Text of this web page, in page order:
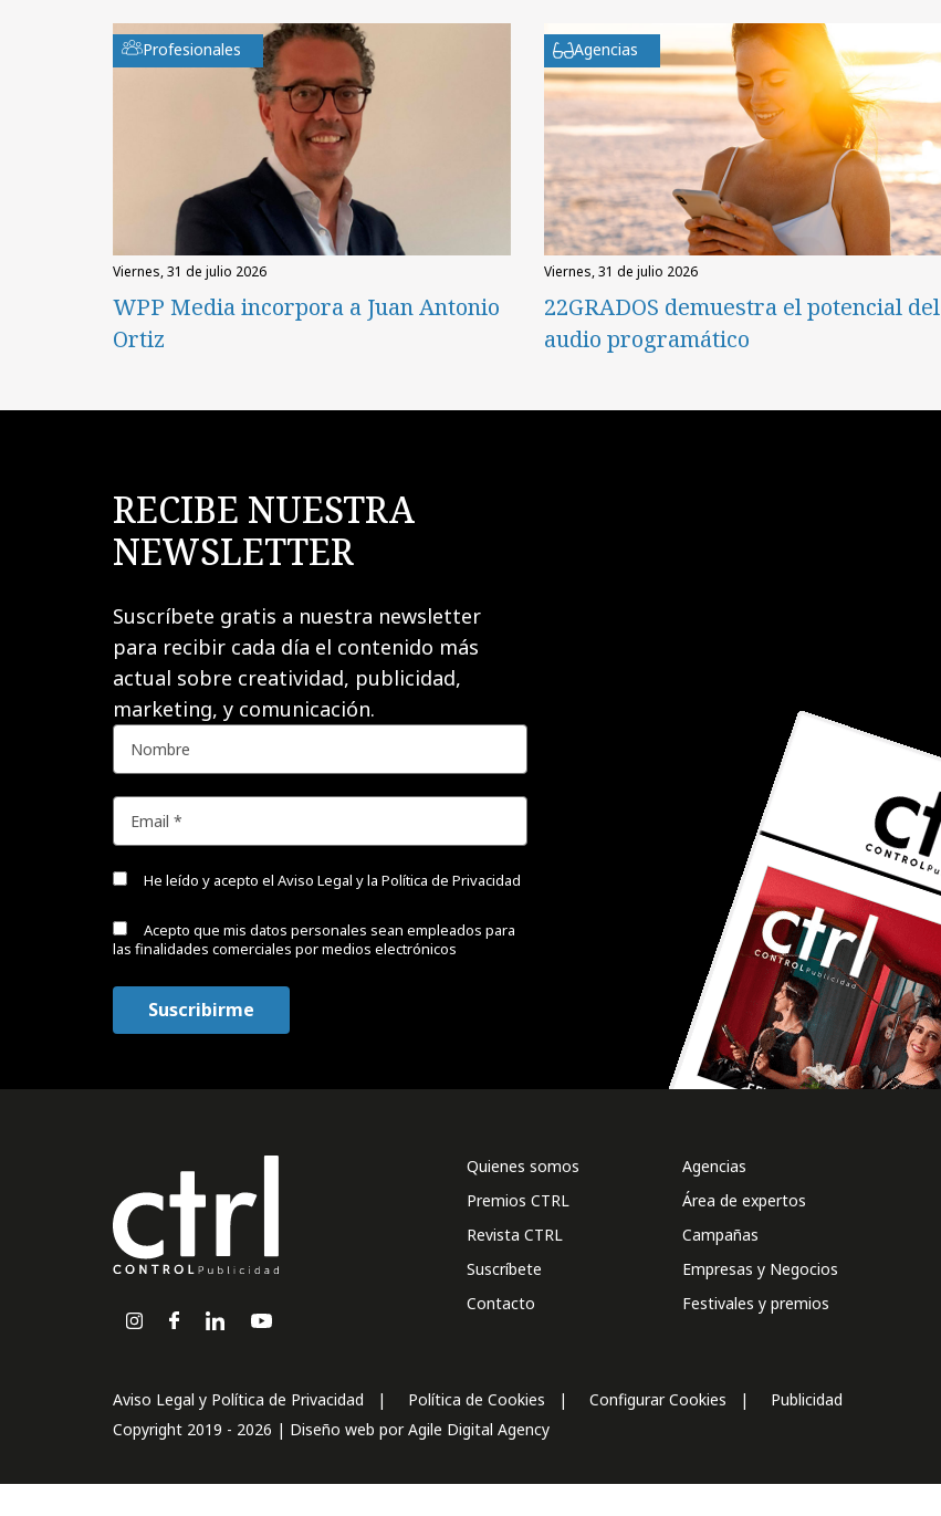
Profesionales
viernes, 31 de julio 2026
WPP Media incorpora a Juan Antonio
Ortiz
Agencias
viernes, 31 de julio 2026
22GRADOS demuestra el potencial del
audio programático
RECIBE NUESTRA
NEWSLETTER
Suscríbete gratis a nuestra newsletter
para recibir cada día el contenido más
actual sobre creatividad, publicidad,
marketing, y comunicación.
He leído y acepto el Aviso Legal y la Política de Privacidad
Acepto que mis datos personales sean empleados para
las finalidades comerciales por medios electrónicos
Quienes somos
Premios CTRL
Revista CTRL
Suscríbete
Contacto
Agencias
Área de expertos
Campañas
Empresas y Negocios
Festivales y premios
Aviso Legal y Política de Privacidad Política de Cookies Configurar Cookies
Publicidad
Copyright 2019 - 2026 | Diseño web porAgile Digital Agency